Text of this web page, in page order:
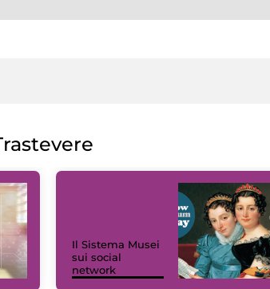
Il Sistema Musei
sui social
network